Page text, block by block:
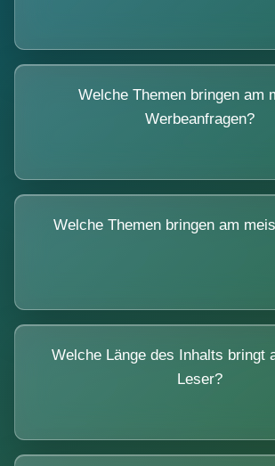
Welche Themen bringen am
Werbeanfragen?
Welche Themen bringen am
Welche Länge des Inhalts bringt
Leser?